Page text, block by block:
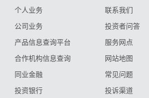
个人业务
公司业务
产品信息查询平台
合作机构信息查询
同业金融
投资银行
联系我们
投资者问答
服务网点
网站地图
常见问题
投诉渠道